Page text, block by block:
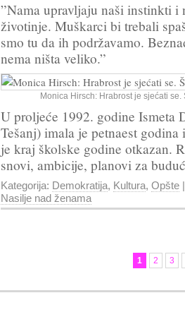
”Nama upravljaju naši instinkti i
životinje. Muškarci bi trebali
smo tu da ih podržavamo.
nema ništa veliko.”
Monica Hirsch: Hrabrost je sjećati
U proljeće 1992. godine Ismeta
Tešanj) imala je petnaest
je kraj školske godine otkazan.
snovi, ambicije, planovi za
Kategorija: Demokratija, Kultura, Opšte
Nasilje nad ženama
1 2 3